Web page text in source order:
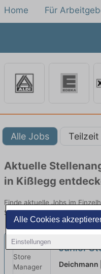
Alle Cookies
Einstellungen
Home Für
Alle Jobs Teilzeit
Aktuelle
in Kißlegg
Finde aktuelle Jobs im
Stellenangebote im Verkauf,
Junior
Deichmann